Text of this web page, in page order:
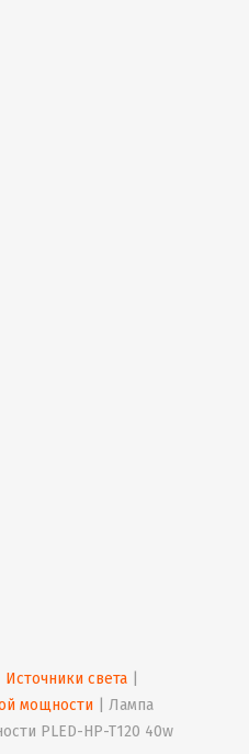
Источники света
мощности
Лампа
PLED-HP-T120 40w